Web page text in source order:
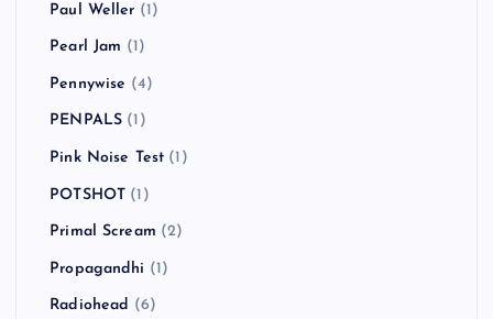
Paul Weller (1)
Pearl Jam (1)
Pennywise (4)
PENPALS (1)
Pink Noise Test (1)
POTSHOT (1)
Primal Scream (2)
Propagandhi (1)
Radiohead (6)